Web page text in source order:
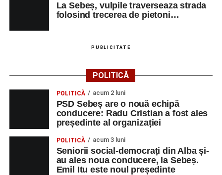
La Sebeș, vulpile traverseaza strada
folosind trecerea de pietoni…
PUBLICITATE
POLITICĂ
POLITICĂ acum 2 luni
PSD Sebeș are o nouă echipă
conducere: Radu Cristian a fost ales
președinte al organizației
POLITICĂ acum 3 luni
Seniorii social-democrați din Alba și-
au ales noua conducere, la Sebeș.
Emil Itu este noul președinte